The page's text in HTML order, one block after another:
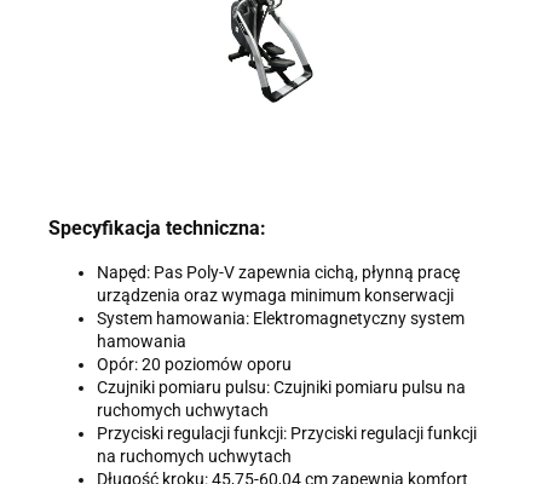
Specyfikacja techniczna:
Napęd: Pas Poly-V zapewnia cichą, płynną pracę
urządzenia oraz wymaga minimum konserwacji
System hamowania: Elektromagnetyczny system
hamowania
Opór: 20 poziomów oporu
Czujniki pomiaru pulsu: Czujniki pomiaru pulsu na
ruchomych uchwytach
Przyciski regulacji funkcji: Przyciski regulacji funkcji
na ruchomych uchwytach
Długość kroku: 45,75-60,04 cm zapewnia komfort